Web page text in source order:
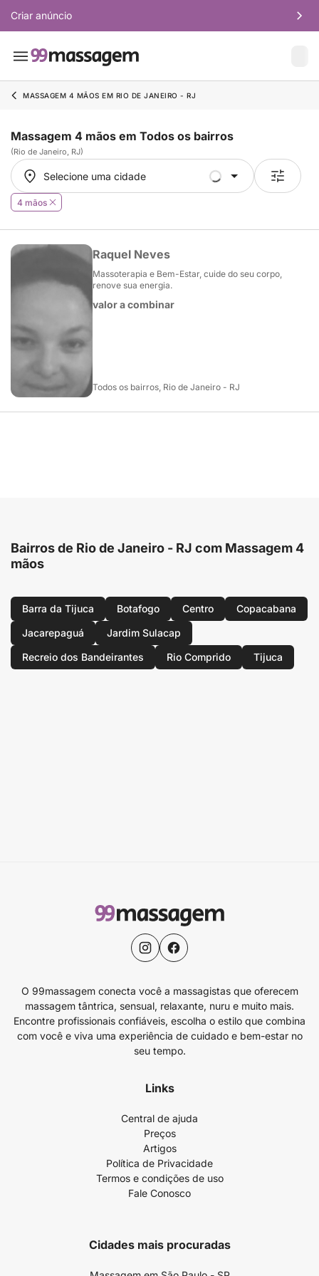
Criar anúncio
MASSAGEM 4 MÃOS EM RIO DE JANEIRO - RJ
Massagem 4 mãos em Todos os bairros
(Rio de Janeiro, RJ)
Selecione uma cidade
Selecione uma cidade
4 mãos
Raquel Neves
Massoterapia e Bem-Estar, cuide do seu corpo,
renove sua energia.
valor a combinar
Todos os bairros, Rio de Janeiro - RJ
Bairros de Rio de Janeiro - RJ com Massagem 4
mãos
Barra da Tijuca Botafogo Centro
Copacabana
Jacarepaguá
Jardim Sulacap
Recreio dos Bandeirantes
Rio Comprido Tijuca
O 99massagem conecta você a massagistas que oferecem
massagem tântrica, sensual, relaxante, nuru e muito mais.
Encontre profissionais confiáveis, escolha o estilo que combina
com você e viva uma experiência de cuidado e bem-estar no
seu tempo.
Links
Central de ajuda
Preços
Artigos
Política de Privacidade
Termos e condições de uso
Fale Conosco
Cidades mais procuradas